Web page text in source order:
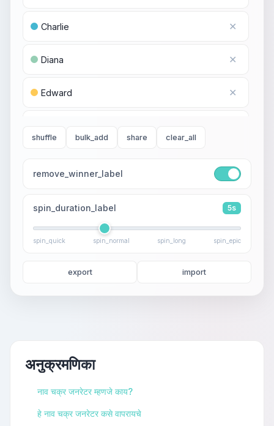
Charlie ✕
Diana ✕
Edward ✕
shuffle bulk_add share clear_all
remove_winner_label
spin_duration_label 5s
spin_quick spin_normal spin_long spin_epic
export import
अनुक्रमणिका
नाव चक्र जनरेटर म्हणजे काय?
हे नाव चक्र जनरेटर कसे वापरायचे